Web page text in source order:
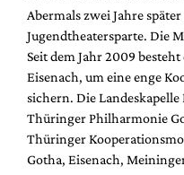
Partner
Mediadaten
Suche
Abermals zwei Jahre
Jugendtheatersparte. Die
Seit dem Jahr 2009
Eisenach, um eine enge
sichern. Die Landeskapelle
Thüringer Philharmonie
Thüringer
Gotha, Eisenach,